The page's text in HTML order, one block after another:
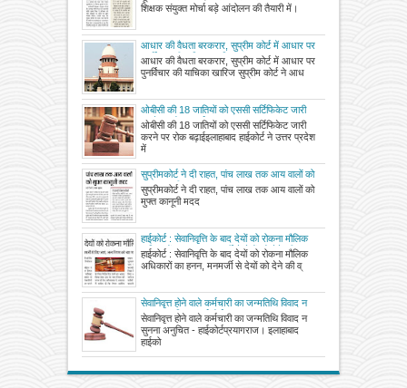
शिक्षक संयुक्त मोर्चा बड़े आंदोलन की तैयारी में।
आधार की वैधता बरकरार, सुप्रीम कोर्ट में आधार पर
पुनर्विचार की याचिका खारिज
आधार की वैधता बरकरार, सुप्रीम कोर्ट में आधार पर
पुनर्विचार की याचिका खारिज सुप्रीम कोर्ट ने आध
ओबीसी की 18 जातियों को एससी सर्टिफिकेट जारी
करने पर रोक बढ़ाई
ओबीसी की 18 जातियों को एससी सर्टिफिकेट जारी
करने पर रोक बढ़ाईइलाहाबाद हाईकोर्ट ने उत्तर प्रदेश
में
सुप्रीमकोर्ट ने दी राहत, पांच लाख तक आय वालों को
मुफ्त कानूनी मदद
सुप्रीमकोर्ट ने दी राहत, पांच लाख तक आय वालों को
मुफ्त कानूनी मदद
हाईकोर्ट : सेवानिवृत्ति के बाद देयों को रोकना मौलिक
अधिकारों का हनन, मनमर्जी से देयों को देने की
व्यवस्था पर जताई कोर्ट ने आपत्ति
हाईकोर्ट : सेवानिवृत्ति के बाद देयों को रोकना मौलिक
अधिकारों का हनन, मनमर्जी से देयों को देने की व्
सेवानिवृत्त होने वाले कर्मचारी का जन्मतिथि विवाद न
सुनना अनुचित - हाईकोर्ट
सेवानिवृत्त होने वाले कर्मचारी का जन्मतिथि विवाद न
सुनना अनुचित - हाईकोर्टप्रयागराज। इलाहाबाद
हाईको